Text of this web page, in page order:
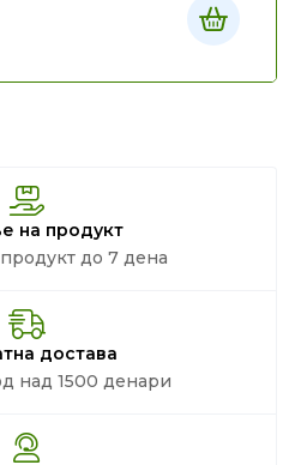
на продукт
до 7 дена
достава
над 1500 денари